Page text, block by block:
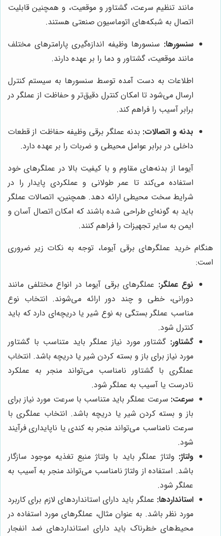
مانند تنظیم سرعت، گشتاور و موقعیت، و همچنین قابلیت
اتصال به شبکه‌های اتوماسیون صنعتی هستند.
سنسورها: سنسورها وظیفه اندازه‌گیری پارامترهای مختلف
مانند موقعیت، گشتاور و دما را بر عهده دارند.
اطلاعات به دست آمده توسط سنسورها به سیستم کنترل
ارسال می‌شود تا امکان کنترل دقیق‌تر و حفاظت از عملگر در
برابر آسیب را فراهم کند.
بدنه و اتصالات: بدنه عملگر برقی وظیفه حفاظت از قطعات
داخلی در برابر عوامل محیطی و ضربات را بر عهده دارد.
آیوما از بدنه‌های مقاوم و با کیفیت بالا در عملگرهای خود
استفاده می‌کند تا عمر طولانی و عملکردی پایدار را در
شرایط سخت محیطی ارائه دهد. همچنین، اتصالات عملگر
باید به گونه‌ای طراحی شده باشند که امکان اتصال آسان و
ایمن به سایر تجهیزات را فراهم کنند.
هنگام خرید عملگرهای برقی آیوما، توجه به نکات زیر ضروری
است:
نوع عملگر: عملگرهای برقی آیوما در انواع مختلفی مانند
دورانی، خطی و چند دور ارائه می‌شوند. انتخاب نوع
مناسب عملگر بستگی به نوع شیر یا دریچه‌ای دارد که باید
کنترل شود.
گشتاور: گشتاور مورد نیاز عملگر باید متناسب با گشتاور
مورد نیاز برای باز و بسته کردن شیر یا دریچه باشد. انتخاب
عملگری با گشتاور نامناسب می‌تواند منجر به عملکرد
نادرست یا آسیب به عملگر شود.
سرعت: سرعت عملگر باید متناسب با سرعت مورد نیاز برای
باز و بسته کردن شیر یا دریچه باشد. انتخاب عملگری با
سرعت نامناسب می‌تواند منجر به کندی یا ناپایداری فرآیند
شود.
ولتاژ: ولتاژ عملگر باید با ولتاژ منبع تغذیه موجود سازگار
باشد. استفاده از ولتاژ نامناسب می‌تواند منجر به آسیب به
عملگر شود.
استانداردها: عملگر باید دارای استانداردهای لازم برای کاربرد
مورد نظر باشد. به عنوان مثال، عملگرهای مورد استفاده در
محیط‌های خطرناک باید دارای استانداردهای ضد انفجار